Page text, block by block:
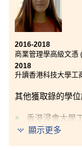
2016-2018
商業管理學高級文憑
2018
升讀香港科技大學工
其他獲取錄的學位
香港浸會大學
學)
香港城市大學
顯示更多